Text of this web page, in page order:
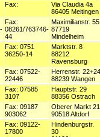
Fax:
Via Claudia 4a
86405 Meitingen
Fax:
08261/763746-
44
Maximilianstr. 55
87719
Mindelheim
Fax: 0751
36250-14
Marktstr. 8
88212
Ravensburg
Fax: 07522-
22446
Herrenstr. 22+24
88239 Wangen
Fax: 07585
3107
Hauptstr. 29
88356 Ostrach
Fax: 09187
903062
Oberer Markt 21
90518 Altdorf
Fax: 09122-
17800
Hindenburgstr.
30